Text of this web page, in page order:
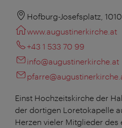
Hofburg-Josefsplatz,
www.augustinerkirche.at
+43 1 533 70 99
info@augustinerkirche.at
Einst Hochzeitskirche der
der dortigen Loretokapelle
Herzen vieler Mitglieder des